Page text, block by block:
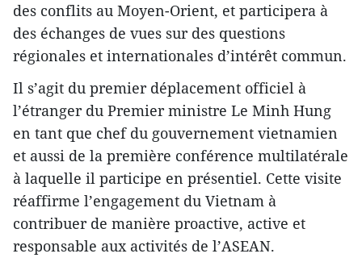
des conflits au Moyen-Orient, et participera à
des échanges de vues sur des questions
régionales et internationales d’intérêt commun.
Il s’agit du premier déplacement officiel à
l’étranger du Premier ministre Le Minh Hung
en tant que chef du gouvernement vietnamien
et aussi de la première conférence multilatérale
à laquelle il participe en présentiel. Cette visite
réaffirme l’engagement du Vietnam à
contribuer de manière proactive, active et
responsable aux activités de l’ASEAN.